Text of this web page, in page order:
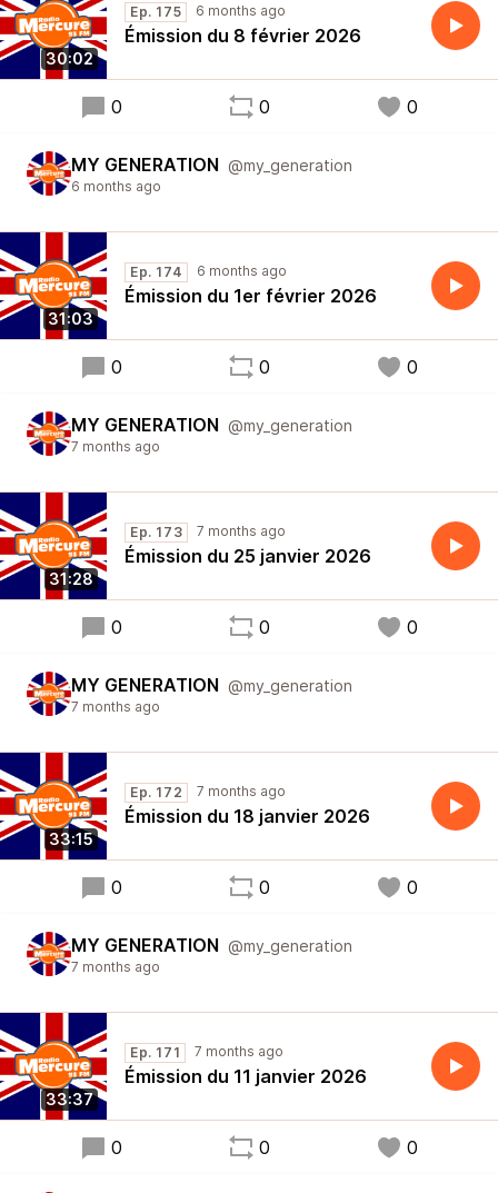
30:02
Ep. 175 6 months ago
Émission du 8 février 2026
0 0 0
MY GENERATION @my_generation
6 months ago
31:03
Ep. 174 6 months ago
Émission du 1er février 2026
0 0 0
MY GENERATION @my_generation
7 months ago
31:28
Ep. 173 7 months ago
Émission du 25 janvier 2026
0 0 0
MY GENERATION @my_generation
7 months ago
33:15
Ep. 172 7 months ago
Émission du 18 janvier 2026
0 0 0
MY GENERATION @my_generation
7 months ago
33:37
Ep. 171 7 months ago
Émission du 11 janvier 2026
0 0 0